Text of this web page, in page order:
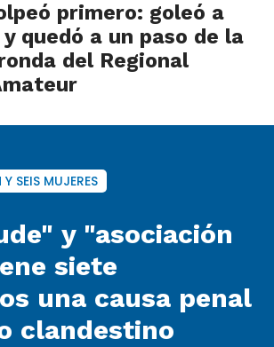
primero: goleó a
quedó a un paso de la
del Regional
SEIS MUJERES
y "asociación
siete
una causa penal
clandestino